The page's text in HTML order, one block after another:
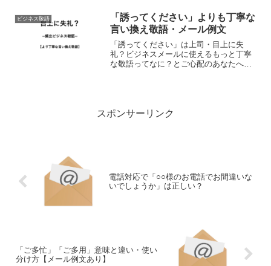
いく記事。まずは基本。「ご通知くださ
いますよう v...
ビジネス敬語
「誘ってください」よりも丁寧な
言い換え敬語・メール例文
「誘ってください」は上司・目上に失
礼？ビジネスメールに使えるもっと丁寧
な敬語ってなに？とご心配のあなたへ。
スポンサーリンク
電話対応で「○○様のお電話でお間違いな
いでしょうか」は正しい？
「ご多忙」「ご多用」意味と違い・使い
分け方【メール例文あり】